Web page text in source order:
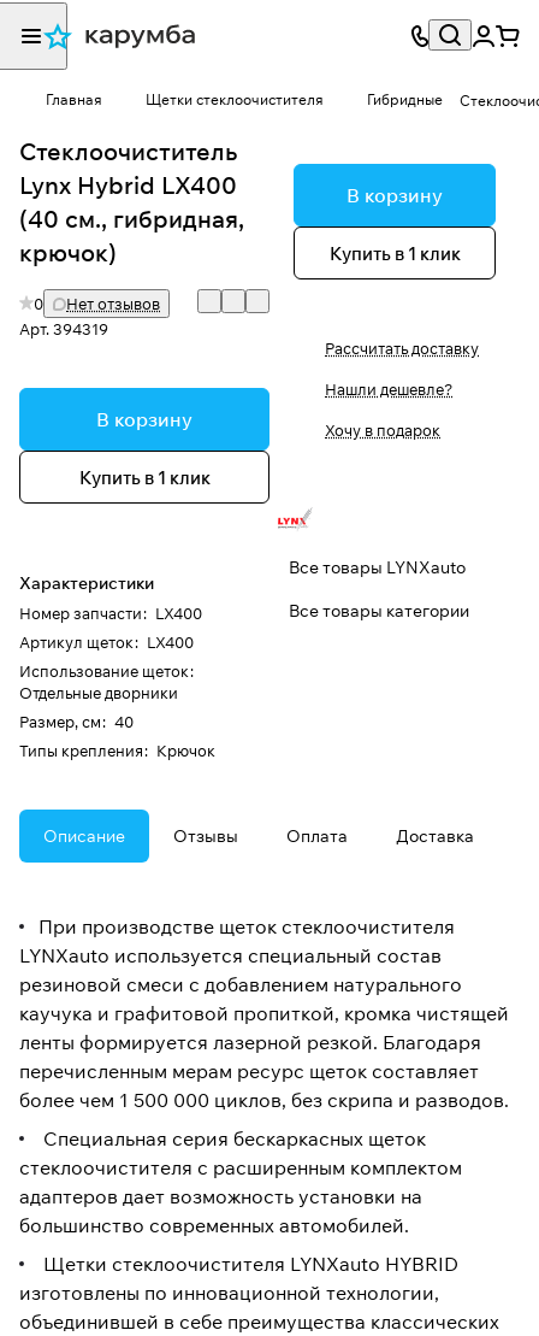
Главная Щетки стеклоочистителя Гибридные
Стеклоочиститель
Lynx Hybrid LX400
(40 см., гибридная,
крючок)
0
Нет отзывов
Арт.394319
В корзину
Купить в 1 клик
Характеристики
Номер запчасти: LX400
Артикул щеток: LX400
Использование щеток:
Отдельные дворники
Размер, см: 40
Типы крепления: Крючок
В корзину
Купить в 1 клик
Рассчитать доставку
Нашли дешевле?
Хочу в подарок
Все товары LYNXauto
Все товары категории
Описание Отзывы Оплата Доставка
При производстве щеток стеклоочистителя
LYNXauto используется специальный состав
резиновой смеси с добавлением натурального
каучука и графитовой пропиткой, кромка чистящей
ленты формируется лазерной резкой. Благодаря
перечисленным мерам ресурс щеток составляет
более чем 1 500 000 циклов, без скрипа и разводов.
Специальная серия бескаркасных щеток
стеклоочистителя с расширенным комплектом
адаптеров дает возможность установки на
большинство современных автомобилей.
Щетки стеклоочистителя LYNXauto HYBRID
изготовлены по инновационной технологии,
объединившей в себе преимущества классических